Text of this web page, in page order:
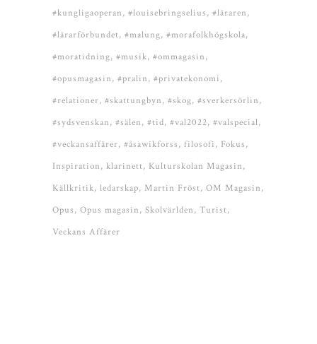
#kungligaoperan #louisebringselius #läraren
#lärarförbundet #malung #morafolkhögskola
#moratidning #musik #ommagasin
#opusmagasin #pralin #privatekonomi
#relationer #skattungbyn #skog #sverkersörlin
#sydsvenskan #sälen #tid #val2022 #valspecial
#veckansaffärer #åsawikforss filosofi
Fokus
Inspiration klarinett Kulturskolan Magasin
Källkritik ledarskap Martin Fröst OM Magasin
Opus Opus magasin Skolvärlden Turist
Veckans Affärer